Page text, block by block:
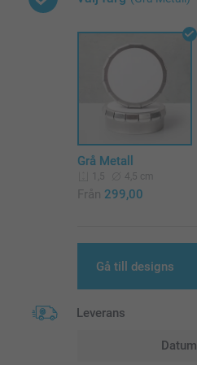
Grå Metall
1,5 4,5 cm
Från 299,00
Gå till designs
Leverans
Datum